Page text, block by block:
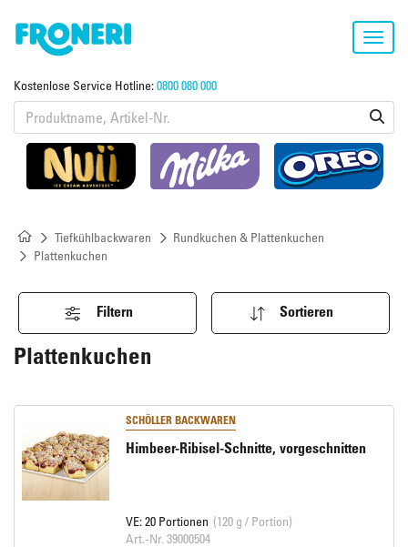
Kostenlose Service Hotline:0800 080 000
Tiefkühlbackwaren
Rundkuchen & Plattenkuchen
Plattenkuchen
Filtern Sortieren
Plattenkuchen
SCHÖLLER BACKWAREN
Himbeer-Ribisel-Schnitte, vorgeschnitten
VE: 20 Portionen (120 g / Portion)
Art.-Nr. 39000504